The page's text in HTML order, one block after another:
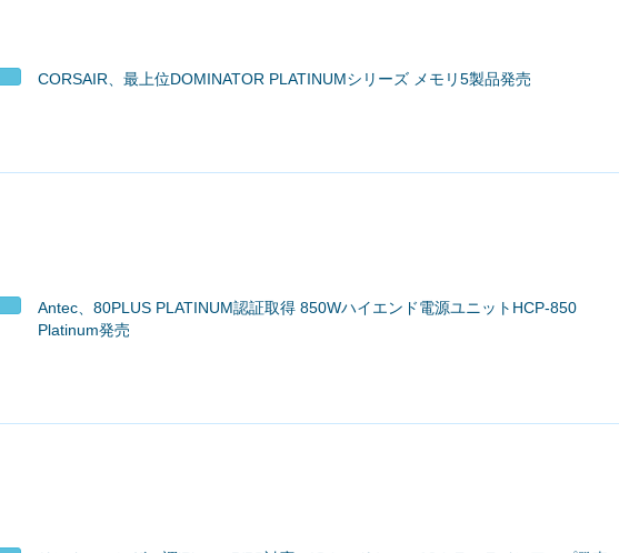
CORSAIR、最上位DOMINATOR PLATINUMシリーズ メモリ5製品発売
Antec、80PLUS PLATINUM認証取得 850Wハイエンド電源ユニットHCP-850
Platinum発売